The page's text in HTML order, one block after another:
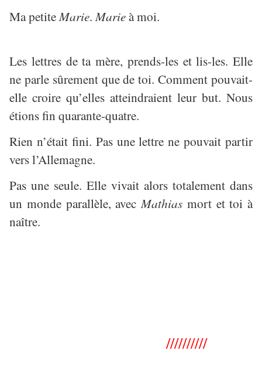
Ma petiteMarie.Marieà moi.
Les lettres de ta mère, prends-les et lis-les. Elle
ne parle sûrement que de toi. Comment pouvait-
elle croire qu’elles atteindraient leur but. Nous
étions fin quarante-quatre.
Rien n’était fini. Pas une lettre ne pouvait partir
vers l’Allemagne.
Pas une seule. Elle vivait alors totalement dans
un monde parallèle, avecMathias mort et toi à
naître.
//////////